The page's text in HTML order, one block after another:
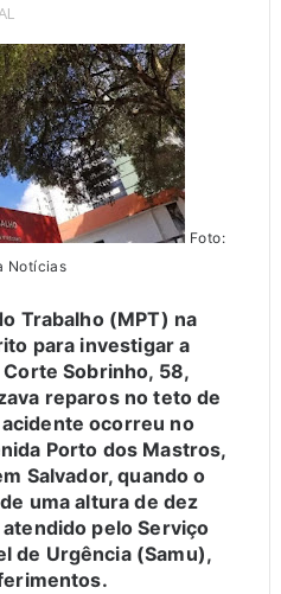
Foto:
Notícias
Trabalho (MPT) na
para investigar a
Sobrinho, 58,
reparos no teto de
ocorreu no
Porto dos Mastros,
Salvador, quando o
uma altura de dez
pelo Serviço
de Urgência (Samu),